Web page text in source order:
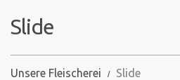
Slide
Unsere Fleischerei Slide